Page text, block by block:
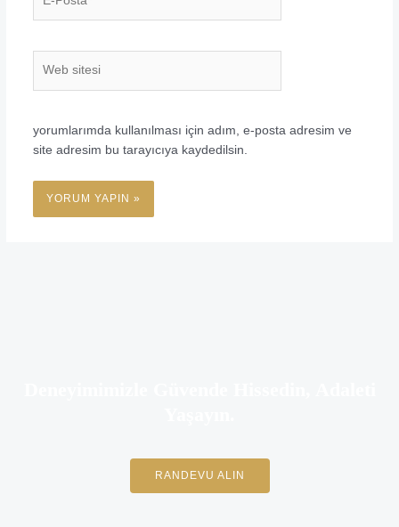
Posta*
yorumlarımda kullanılması için adım, e-posta adresim ve
site adresim bu tarayıcıya kaydedilsin.
RANDEVU ALIN